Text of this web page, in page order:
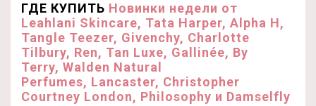
ГДЕ КУПИТЬ Новинки недели от
Leahlani Skincare, Tata Harper, Alpha H,
Tangle Teezer, Givenchy, Charlotte
Tilbury, Ren, Tan Luxe, Gallinée, By
Terry, Walden Natural
Perfumes, Lancaster, Christopher
Courtney London, Philosophy и Damselfly